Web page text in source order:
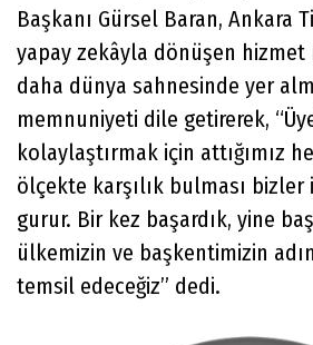
Başkanı Gürsel Baran, Ankara
yapay zekâyla dönüşen
daha dünya sahnesinde yer
memnuniyeti dile getirerek,
kolaylaştırmak için attığımız
ölçekte karşılık bulması
gurur. Bir kez başardık, yine
ülkemizin ve başkentimizin
temsil edeceğiz” dedi.